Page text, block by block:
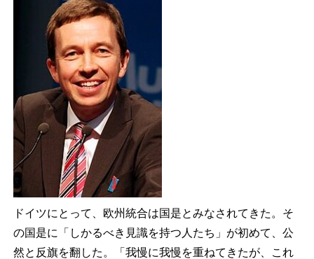
ドイツにとって、欧州統合は国是とみなされてきた。そ
の国是に「しかるべき見識を持つ人たち」が初めて、公
然と反旗を翻した。「我慢に我慢を重ねてきたが、これ